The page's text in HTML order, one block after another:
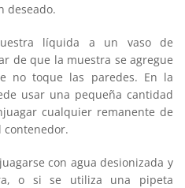
deseado.
líquida a un vaso de
de que la muestra se agregue
no toque las paredes. En la
usar una pequeña cantidad
cualquier remanente de
contenedor.
con agua desionizada y
o si se utiliza una pipeta